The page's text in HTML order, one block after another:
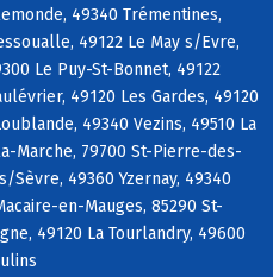
49340 Trémentines,
49122 Le May s/Evre,
Le Puy-St-Bonnet, 49122
49120 Les Gardes, 49120
49340 Vezins, 49510 La
Marche, 79700 St-Pierre-des-
Sèvre, 49360 Yzernay, 49340
en-Mauges, 85290 St-
49120 La Tourlandry, 49600